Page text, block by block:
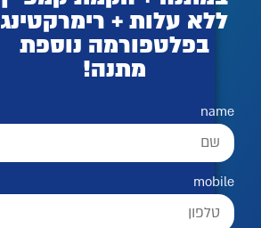
ללא עלות + רימרקטינג
בפלטפורמה נוספת
מתנה!
name
mobile